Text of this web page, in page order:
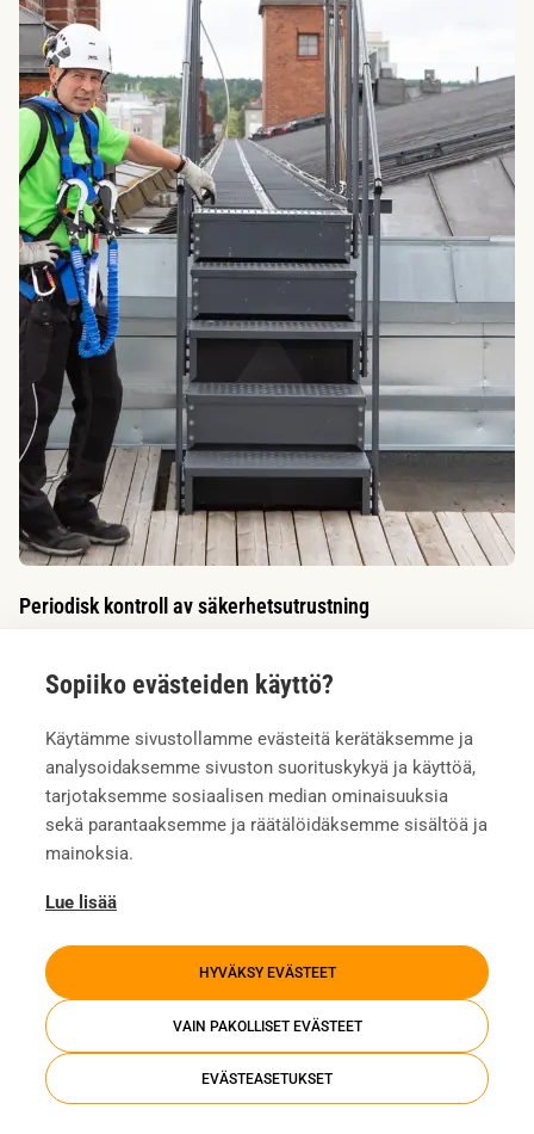
Sopiiko evästeiden käyttö?
Käytämme sivustollamme evästeitä kerätäksemme ja
analysoidaksemme sivuston suorituskykyä ja käyttöä,
tarjotaksemme sosiaalisen median ominaisuuksia
sekä parantaaksemme ja räätälöidäksemme sisältöä ja
mainoksia.
Lue lisää
HYVÄKSY EVÄSTEET
VAIN PAKOLLISET EVÄSTEET
EVÄSTEASETUKSET
Periodisk kontroll av säkerhetsutrustning
säkerställer att den personliga fallskyddsutrustningen är säker
Dokumentation från kontrollen tillhandahålls som stöd för
fastighetsunderhåll och säkerhet.
Våra nöjda kunder